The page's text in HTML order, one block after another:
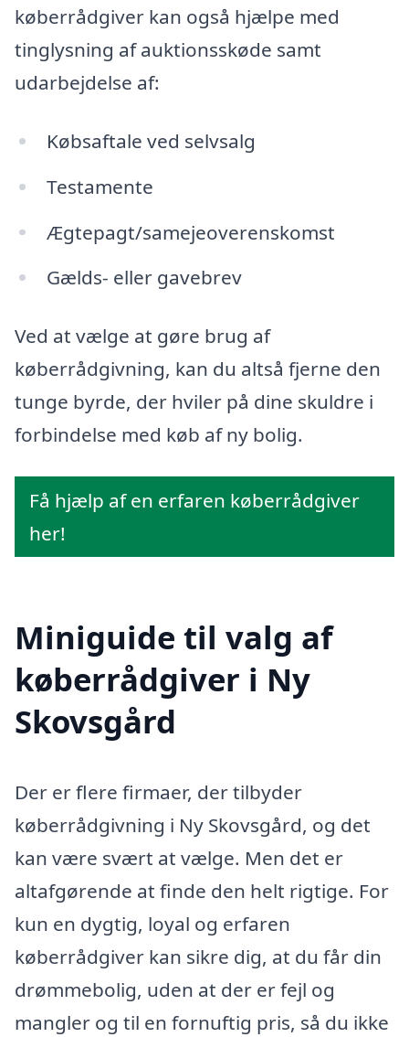
køberrådgiver kan også hjælpe med
tinglysning af auktionsskøde samt
udarbejdelse af:
Købsaftale ved selvsalg
Testamente
Ægtepagt/samejeoverenskomst
Gælds- eller gavebrev
Ved at vælge at gøre brug af
køberrådgivning, kan du altså fjerne den
tunge byrde, der hviler på dine skuldre i
forbindelse med køb af ny bolig.
Få hjælp af en erfaren køberrådgiver
her!
Miniguide til valg af
køberrådgiver i Ny
Skovsgård
Der er flere firmaer, der tilbyder
køberrådgivning i Ny Skovsgård, og det
kan være svært at vælge. Men det er
altafgørende at finde den helt rigtige. For
kun en dygtig, loyal og erfaren
køberrådgiver kan sikre dig, at du får din
drømmebolig, uden at der er fejl og
mangler og til en fornuftig pris, så du ikke